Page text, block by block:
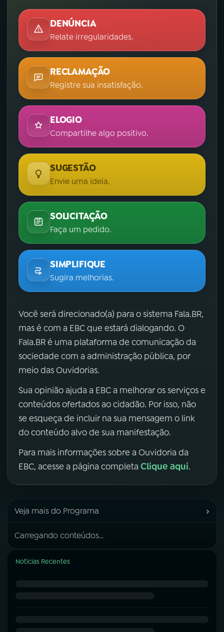
DENÚNCIA
Relate irregularidades.
RECLAMAÇÃO
Registre sua insatisfação.
ELOGIO
Compartilhe algo positivo.
SUGESTÃO
Envie uma ideia.
SOLICITAÇÃO
Faça um pedido.
SIMPLIFIQUE
Sugira melhorias.
Você será direcionado(a) para o sistema Fala.BR,
mas é com a EBC que estará dialogando. O
Fala.BR é uma plataforma de comunicação da
sociedade com a administração pública, por
meio das Ouvidorias.
Sua opinião ajuda a EBC a melhorar os serviços e
conteúdos ofertados ao cidadão. Por isso, não
se esqueça de incluir na sua mensagem o link
do conteúdo alvo de sua manifestação.
Para mais informações sobre a Ouvidoria da
EBC, acesse a página completa Clique aqui.
Veja mais do Programa ›
Carregando conteúdos...
Notícias Recentes